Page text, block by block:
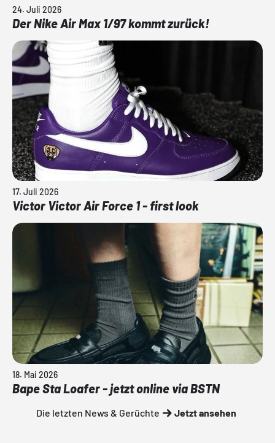
24. Juli 2026
Der Nike Air Max 1/97 kommt zurück!
17. Juli 2026
Victor Victor Air Force 1 - first look
18. Mai 2026
Bape Sta Loafer - jetzt online via BSTN
Die letzten News & Gerüchte Jetzt ansehen